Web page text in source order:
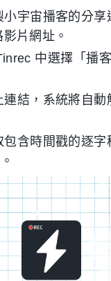
小宇宙播客的分享
片網址。
中選擇「播
連結，系統將自動
包含時間戳的逐字